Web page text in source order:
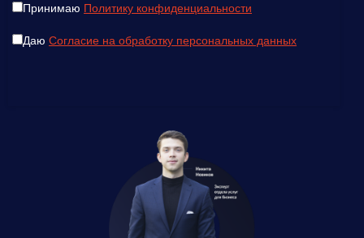
Принимаю Политику конфиденциальности
Даю Согласие на обработку персональных данных
Нажимая кнопку отправить я
Политику конфиденциальности